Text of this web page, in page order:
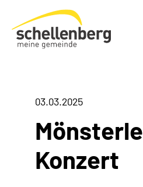
Gemeinde Schellenberg Startseite
03.03.2025
Mönsterle
Konzert